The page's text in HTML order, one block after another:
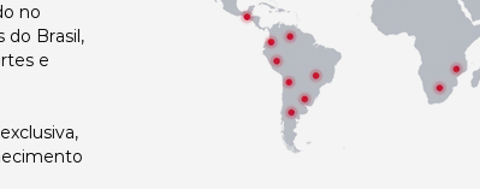
no
Brasil,
e